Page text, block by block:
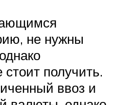
не нужны
получить.
ввоз и